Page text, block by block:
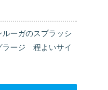
ルーガのスプラッシ
ラージ 程よいサイ